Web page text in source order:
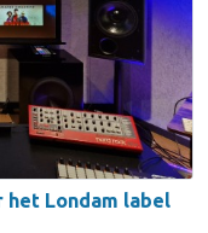
Londam label